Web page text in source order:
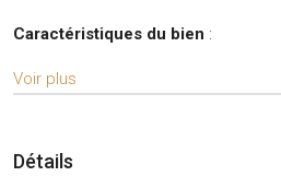
Caractéristiques du bien :
Voir plus
Détails